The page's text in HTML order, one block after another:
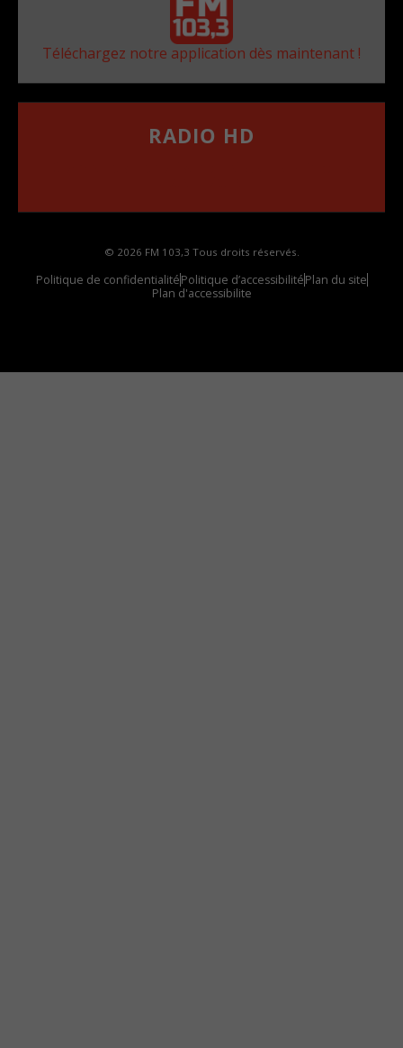
Téléchargez notre application dès maintenant !
RADIO HD
© 2026 FM 103,3 Tous droits réservés.
Politique de confidentialitéPolitique d’accessibilitéPlan du site
Plan d'accessibilite